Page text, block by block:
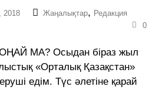
2018 Жаңалықтар, Редакция
0
МА? Осыдан біраз жыл
«Орталық Қазақстан»
едім. Түс әлетіне қарай